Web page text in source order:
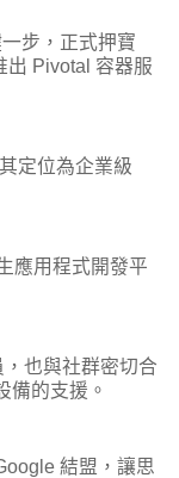
步，正式押寶
出 Pivotal 容器服
定位為企業級
應用程式開發平
也與社群密切合
備的支援。
結盟，讓思